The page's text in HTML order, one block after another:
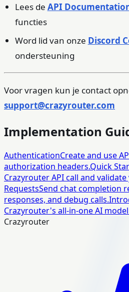
Lees de API
functies
Word lid van onze Discord
ondersteuning
Voor vragen kun je contact
support@crazyrouter.com
Implementation
AuthenticationCreate and use
authorization headers.Quick
Crazyrouter API call and
RequestsSend chat completion
responses, and debug calls.
Crazyrouter's all-in-one AI
Crazyrouter